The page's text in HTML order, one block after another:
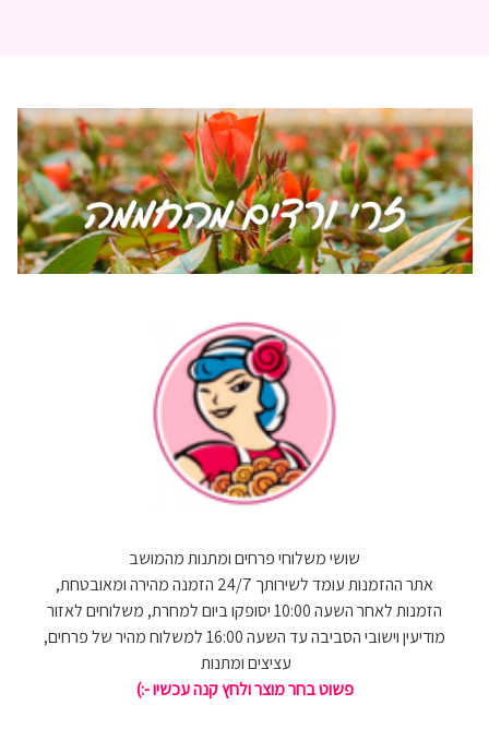
שושי משלוחי פרחים ומתנות מהמושב
אתר ההזמנות עומד לשירותך 24/7 הזמנה מהירה ומאובטחת,
הזמנות לאחר השעה 10:00 יסופקו ביום למחרת, משלוחים לאזור
מודיעין וישובי הסביבה עד השעה 16:00 למשלוח מהיר של פרחים,
עציצים ומתנות
פשוט בחר מוצר ולחץ קנה עכשיו -:)